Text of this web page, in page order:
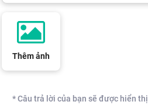
Thêm ảnh
* Câu trả lời của bạn sẽ được hiển